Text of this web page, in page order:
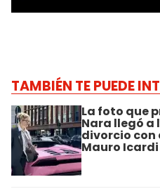
TAMBIÉN TE PUEDE
La foto que
Nara llegó a
divorcio con
Mauro Icardi